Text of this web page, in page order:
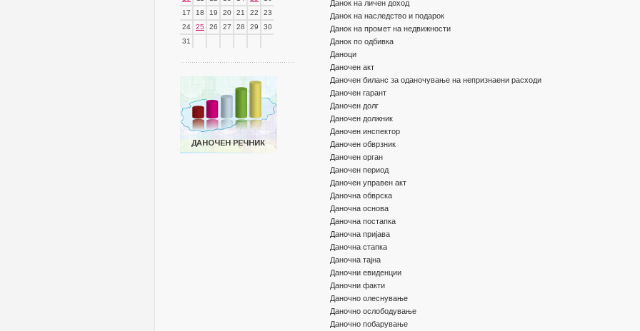
17
18 19 20 21 22
23
24
25 26 27 28 29
30
31
Данок на личен доход
Данок на наследство и подарок
Данок на промет на недвижности
Данок по одбивка
Даноци
Даночен акт
Даночен биланс за оданочување на непризнаени расходи
Даночен гарант
Даночен долг
Даночен должник
Даночен инспектор
Даночен обврзник
Даночен орган
Даночен период
Даночен управен акт
Даночна обврска
Даночна основа
Даночна постапка
Даночна пријава
Даночна стапка
Даночна тајна
Даночни евиденции
Даночни факти
Даночно олеснување
Даночно ослободување
Даночно побарување